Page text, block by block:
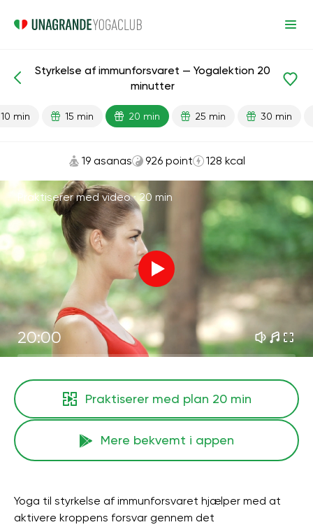
Færdiglavede lektioner Immunitet
Styrkelse af immunforsvaret — Yogalektion 20
minutter
10 min 15 min 20 min 25 min 30 min
19 asanas 926 point 128 kcal
Praktiserer med video ·20 min
20:00
Praktiserer med plan 20 min
Mere bekvemt i appen
Yoga til styrkelse af immunforsvaret hjælper med at
aktivere kroppens forsvar gennem det